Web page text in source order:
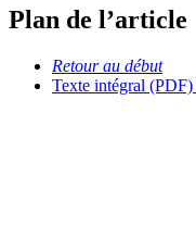
Plan de l’article
Retour au début
Texte intégral (PDF)